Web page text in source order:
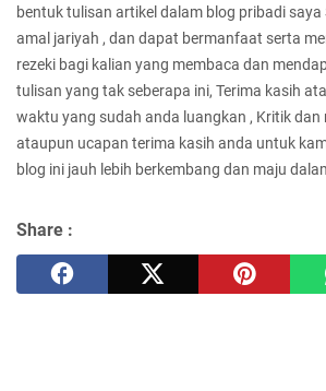
bentuk tulisan artikel dalam blog pribadi saya
amal jariyah , dan dapat bermanfaat serta
rezeki bagi kalian yang membaca dan
tulisan yang tak seberapa ini, Terima kasih
waktu yang sudah anda luangkan , Kritik dan
ataupun ucapan terima kasih anda untuk
blog ini jauh lebih berkembang dan maju
Share :